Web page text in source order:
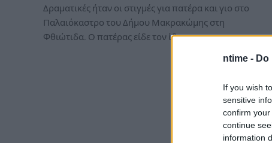
ntime -
If you wish
sensitive
confirm
continue
information
Δραματικές ήταν οι στιγμές για πατέρα και γιο στο
Παλαιόκαστρο του Δήμου Μακρακώμης στη
Φθιώτιδα. Ο πατέρας είδε τον ίδιο…